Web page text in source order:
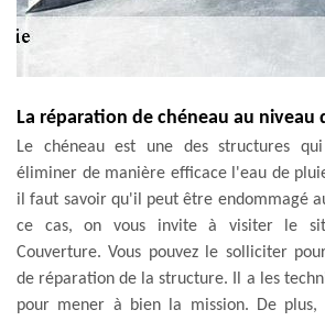
La réparation de chéneau au niveau
Le chéneau est une des structures
éliminer de manière efficace l'eau de
il faut savoir qu'il peut être endommagé
ce cas, on vous invite à visiter le
Couverture. Vous pouvez le solliciter
de réparation de la structure. Il a les
pour mener à bien la mission. De